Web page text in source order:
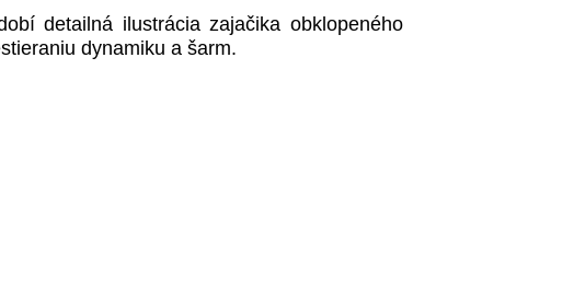
detailná ilustrácia zajačika obklopeného
dynamiku a šarm.